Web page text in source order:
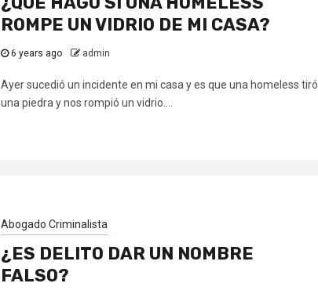
ROMPE UN VIDRIO DE MI CASA?
6 years ago admin
Ayer sucedió un incidente en mi casa y es que una homeless tiró
una piedra y nos rompió un vidrio....
Abogado Criminalista
¿ES DELITO DAR UN NOMBRE
FALSO?